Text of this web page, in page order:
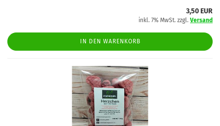
3,50 EUR
inkl. 7% MwSt. zzgl. Versand
IN DEN WARENKORB